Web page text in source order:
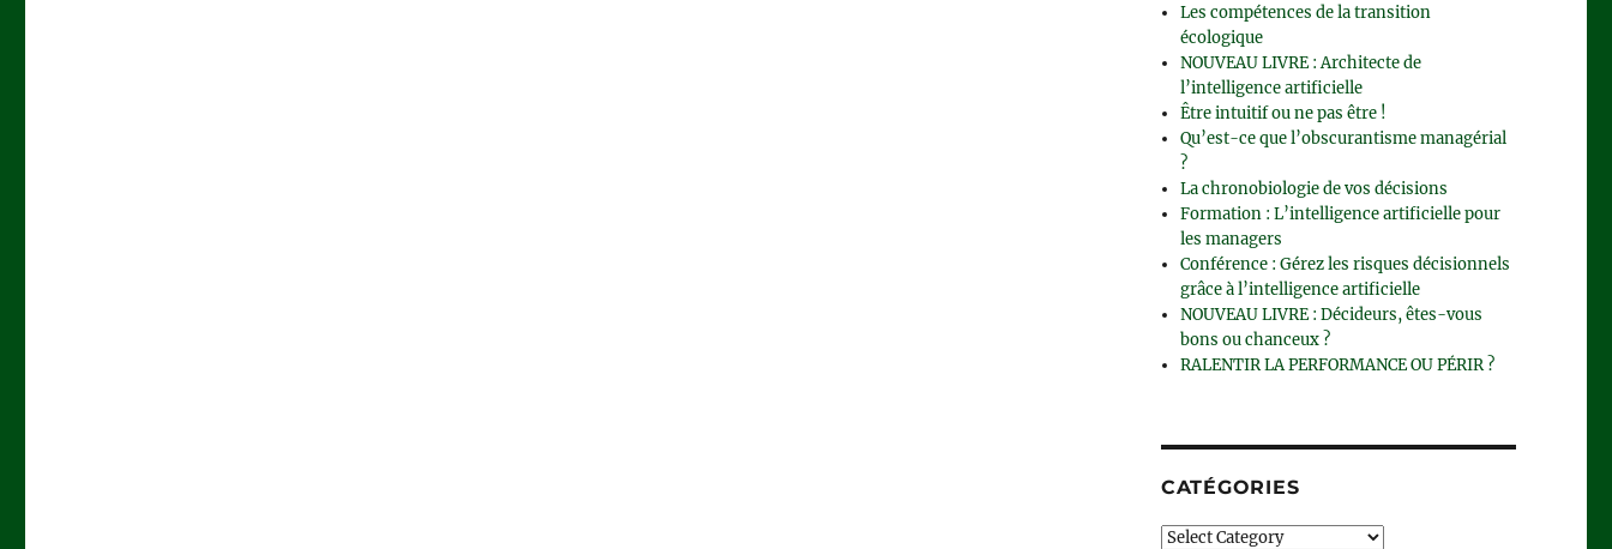
Les compétences de la transition
écologique
NOUVEAU LIVRE : Architecte de
l’intelligence artificielle
Être intuitif ou ne pas être !
Qu’est-ce que l’obscurantisme managérial
?
La chronobiologie de vos décisions
Formation : L’intelligence artificielle pour
les managers
Conférence : Gérez les risques décisionnels
grâce à l’intelligence artificielle
NOUVEAU LIVRE : Décideurs, êtes-vous
bons ou chanceux ?
RALENTIR LA PERFORMANCE OU PÉRIR ?
CATÉGORIES
Catégories